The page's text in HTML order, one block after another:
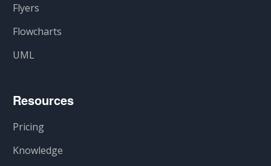
Flyers
Flowcharts
UML
Resources
Pricing
Knowledge